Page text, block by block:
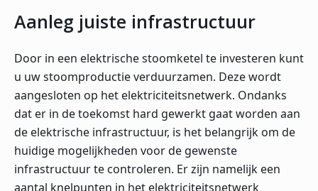
Aanleg juiste infrastructuur
Door in een elektrische stoomketel te investeren kunt
u uw stoomproductie verduurzamen. Deze wordt
aangesloten op het elektriciteitsnetwerk. Ondanks
dat er in de toekomst hard gewerkt gaat worden aan
de elektrische infrastructuur, is het belangrijk om de
huidige mogelijkheden voor de gewenste
infrastructuur te controleren. Er zijn namelijk een
aantal knelpunten in het elektriciteitsnetwerk